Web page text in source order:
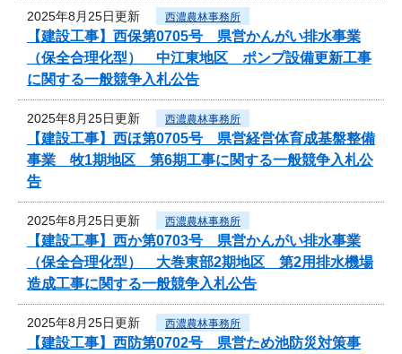
2025年8月25日更新 西濃農林事務所
【建設工事】西保第0705号 県営かんがい排水事業
（保全合理化型） 中江東地区 ポンプ設備更新工事
に関する一般競争入札公告
2025年8月25日更新 西濃農林事務所
【建設工事】西ほ第0705号 県営経営体育成基盤整備
事業 牧1期地区 第6期工事に関する一般競争入札公
告
2025年8月25日更新 西濃農林事務所
【建設工事】西か第0703号 県営かんがい排水事業
（保全合理化型） 大巻東部2期地区 第2用排水機場
造成工事に関する一般競争入札公告
2025年8月25日更新 西濃農林事務所
【建設工事】西防第0702号 県営ため池防災対策事